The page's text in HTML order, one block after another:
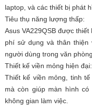
laptop, và các thiết bị phát
Tiêu thụ năng lượng thấp:
Asus VA229QSB được
phí sử dụng và thân
người dùng trong văn
Thiết kế viền mỏng hiện đại:
Thiết kế viền mỏng, tinh
mà còn giúp màn hình
không gian làm việc.